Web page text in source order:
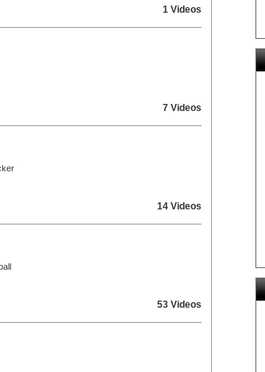
1 Videos
7 Videos
14 Videos
53 Videos